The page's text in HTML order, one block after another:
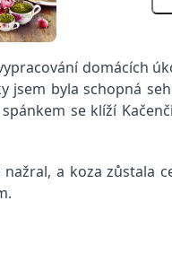
domácích
jsem byla schopná
se klíží
a koza zůstala